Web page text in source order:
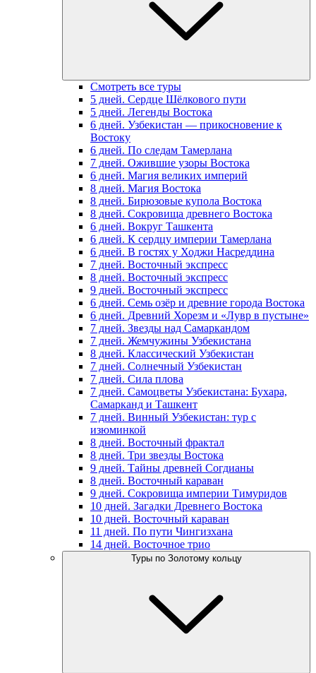
Смотреть все туры
5 дней. Сердце Шёлкового пути
5 дней. Легенды Востока
6 дней. Узбекистан — прикосновение к
Востоку
6 дней. По следам Тамерлана
7 дней. Ожившие узоры Востока
6 дней. Магия великих империй
8 дней. Магия Востока
8 дней. Бирюзовые купола Востока
8 дней. Сокровища древнего Востока
6 дней. Вокруг Ташкента
6 дней. К сердцу империи Тамерлана
6 дней. В гостях у Ходжи Насреддина
7 дней. Восточный экспресс
8 дней. Восточный экспресс
9 дней. Восточный экспресс
6 дней. Семь озёр и древние города Востока
6 дней. Древний Хорезм и «Лувр в пустыне»
7 дней. Звезды над Самаркандом
7 дней. Жемчужины Узбекистана
8 дней. Классический Узбекистан
7 дней. Солнечный Узбекистан
7 дней. Сила плова
7 дней. Самоцветы Узбекистана: Бухара,
Самарканд и Ташкент
7 дней. Винный Узбекистан: тур с
изюминкой
8 дней. Восточный фрактал
8 дней. Три звезды Востока
9 дней. Тайны древней Согдианы
8 дней. Восточный караван
9 дней. Сокровища империи Тимуридов
10 дней. Загадки Древнего Востока
10 дней. Восточный караван
11 дней. По пути Чингизхана
14 дней. Восточное трио
Туры по Золотому кольцу